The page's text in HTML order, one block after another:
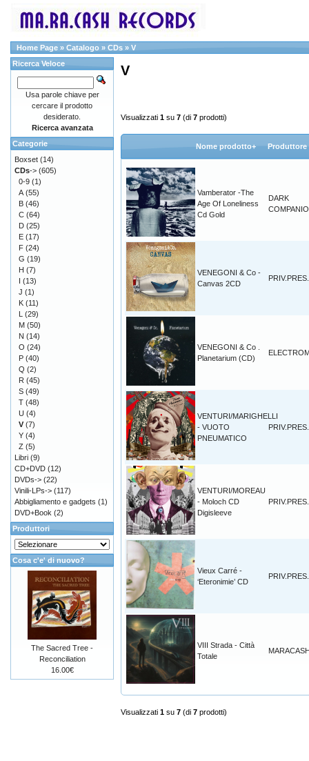
Home Page » Catalogo » CDs » V
V
Visualizzati 1 su 7 (di 7 prodotti)
Nome prodotto+ Produttore
Vamberator -The
Age Of Loneliness
Cd Gold
DARK
VENEGONI & Co -
Canvas 2CD
PRIV.PRES.
VENEGONI & Co .
Planetarium (CD)
VENTURI/MARIGHELLI
- VUOTO
PNEUMATICO
PRIV.PRES.
VENTURI/MOREAU
- Moloch CD
Digisleeve
PRIV.PRES.
Vieux Carré -
‘Eteronimie’ CD
PRIV.PRES.
VIII Strada - Città
Totale
Visualizzati 1 su 7 (di 7 prodotti)
Ricerca Veloce
Usa parole chiave per
cercare il prodotto
desiderato.
Ricerca avanzata
Categorie
Boxset (14)
CDs-> (605)
0-9 (1)
A (55)
B (46)
C (64)
D (25)
E (17)
F (24)
G (19)
H (7)
I (13)
J (1)
K (11)
L (29)
M (50)
N (14)
O (24)
P (40)
Q (2)
R (45)
S (49)
T (48)
U (4)
V (7)
Y (4)
Z (5)
Libri (9)
CD+DVD (12)
DVDs-> (22)
Vinili-LPs-> (117)
Abbigliamento e gadgets (1)
DVD+Book (2)
Produttori
Cosa c'e' di nuovo?
The Sacred Tree -
Reconciliation
16.00€